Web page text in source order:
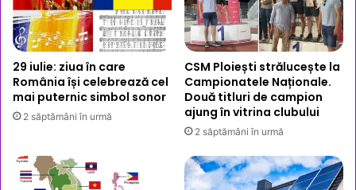
29 iulie: ziua în care
România își celebrează cel
mai puternic simbol sonor
2 săptămâni în urmă
CSM Ploiești strălucește la
Campionatele Naționale.
Două titluri de campion
ajung în vitrina clubului
2 săptămâni în urmă